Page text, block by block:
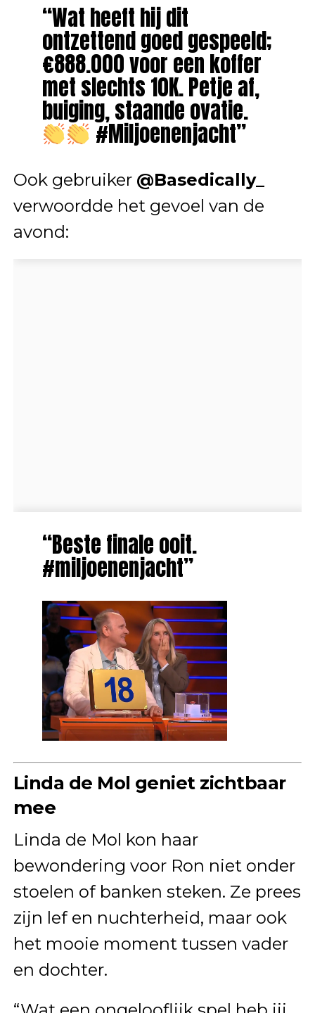
“Wat heeft hij dit
ontzettend goed gespeeld;
€888.000 voor een koffer
met slechts 10K. Petje af,
buiging, staande ovatie.
#Miljoenenjacht”
Ook gebruiker @Basedically_
verwoordde het gevoel van de
avond:
“Beste finale ooit.
#miljoenenjacht”
Linda de Mol geniet zichtbaar
mee
Linda de Mol kon haar
bewondering voor Ron niet onder
stoelen of banken steken. Ze prees
zijn lef en nuchterheid, maar ook
het mooie moment tussen vader
en dochter.